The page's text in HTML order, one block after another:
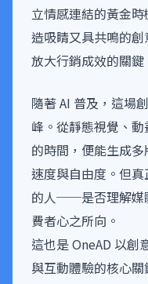
立情感連結的黃金
造吸睛又具共鳴的
放大行銷成效的關鍵
隨著 AI 普及，這場
峰。從靜態視覺、
的時間，便能生成
速度與自由度。但
的人──是否理解媒
費者心之所向。
這也是 OneAD 以創
與互動體驗的核心關